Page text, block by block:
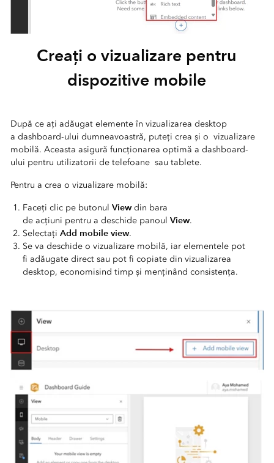
Creați o vizualizare pentru
dispozitive mobile
După ce ați adăugat elemente în vizualizarea desktop
a dashboard-ului dumneavoastră, puteți crea și o vizualizare
mobilă. Aceasta asigură funcționarea optimă a dashboard-
ului pentru utilizatorii de telefoane sau tablete.
Pentru a crea o vizualizare mobilă:
Faceți clic pe butonul Viewdin bara
de acțiuni pentru a deschide panoul View.
Selectați Add mobile view.
Se va deschide o vizualizare mobilă, iar elementele pot
fi adăugate direct sau pot fi copiate din vizualizarea
desktop, economisind timp și menținând consistența.